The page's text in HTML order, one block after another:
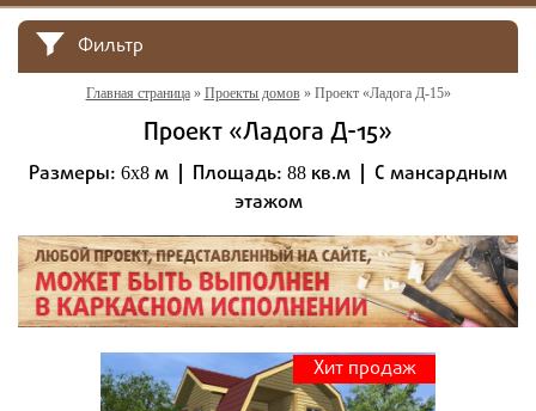
Фильтр
Главная страница» Проекты домов» Проект «Ладога Д-15»
Проект «Ладога Д-15»
Размеры: 6x8 м | Площадь: 88 кв.м | С мансардным
этажом
Хит продаж